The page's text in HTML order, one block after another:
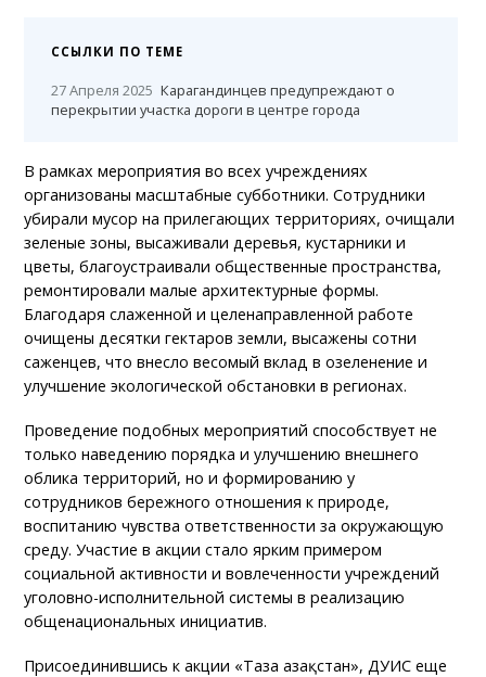
ССЫЛКИ ПО ТЕМЕ
27 Апреля 2025 Карагандинцев предупреждают о
перекрытии участка дороги в центре города
В рамках мероприятия во всех учреждениях
организованы масштабные субботники. Сотрудники
убирали мусор на прилегающих территориях, очищали
зеленые зоны, высаживали деревья, кустарники и
цветы, благоустраивали общественные пространства,
ремонтировали малые архитектурные формы.
Благодаря слаженной и целенаправленной работе
очищены десятки гектаров земли, высажены сотни
саженцев, что внесло весомый вклад в озеленение и
улучшение экологической обстановки в регионах.
Проведение подобных мероприятий способствует не
только наведению порядка и улучшению внешнего
облика территорий, но и формированию у
сотрудников бережного отношения к природе,
воспитанию чувства ответственности за окружающую
среду. Участие в акции стало ярким примером
социальной активности и вовлеченности учреждений
уголовно-исполнительной системы в реализацию
общенациональных инициатив.
Присоединившись к акции «Таза Қазақстан», ДУИС еще